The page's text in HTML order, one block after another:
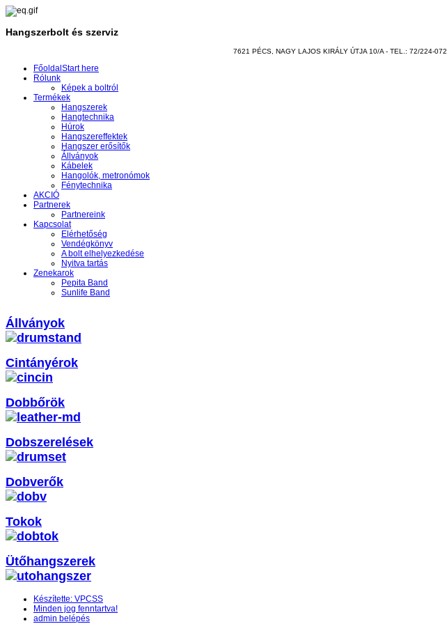
Hangszerbolt és szerviz
7621 PÉCS, NAGY LAJOS KIRÁLY ÚTJA 10/A - TEL.: 72/224-072
Főoldal Start here
Rólunk
Képek a boltról
Termékek
Hangszerek
Hangtechnika
Húrok
Hangszereffektek
Hangszer erősítők
Állványok
Kábelek
Hangolók, metronómok
Fénytechnika
AKCIÓ
Partnerek
Partnereink
Kapcsolat
Elérhetőség
Vendégkönyv
A bolt elhelyezkedése
Nyitva tartás
Zenekarok
Pepita Band
Sunlife Band
Állványok
Cintányérok
Dobbőrök
Dobszerelések
Dobverők
Tokok
Ütőhangszerek
Készítette: VPCSS
Minden jog fenntartva!
admin belépés